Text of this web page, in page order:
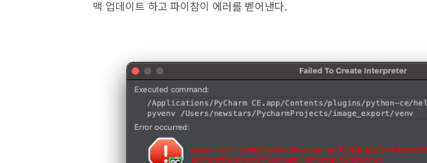
맥 업데이트 하고 파이참이 에러를 벧어낸다.